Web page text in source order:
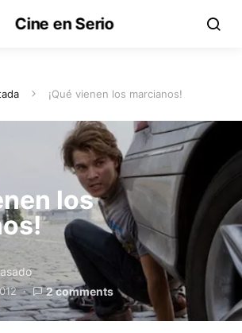
Cine en Serio
¡Qué vienen los marcianos!
los
2 comments